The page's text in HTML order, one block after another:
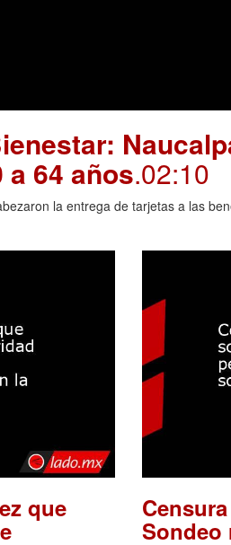
64 años.02:10
la entrega de tarjetas a las
que
Sondeo